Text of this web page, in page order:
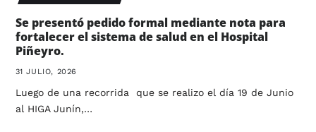
Se presentó pedido formal mediante nota para
fortalecer el sistema de salud en el Hospital
Piñeyro.
31 JULIO, 2026
Luego de una recorrida que se realizo el día 19 de Junio
al HIGA Junín,…